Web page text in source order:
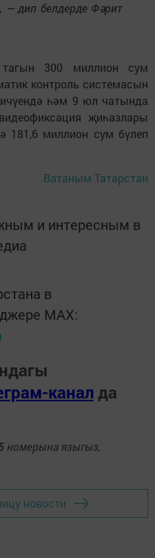
— дип белдерде Фәрит
300 миллион сум
контроль системасын
һәм 9 юл чатында
җиһазлары
181,6 миллион сум бүлеп
Ватаным Татарстан
и интересным в
в
MАХ:
канал да
номерына языгыз,
новости